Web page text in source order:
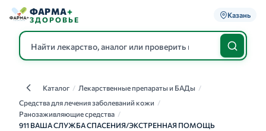
ФАРМА+
ЗДОРОВЬЕ
Казань
КаталогКаталог / Лекарственные препараты и БАДы /
Средства для лечения заболеваний кожи /
Ранозаживляющие средства /
911 ВАША СЛУЖБА СПАСЕНИЯ/ЭКСТРЕННАЯ ПОМОЩЬ